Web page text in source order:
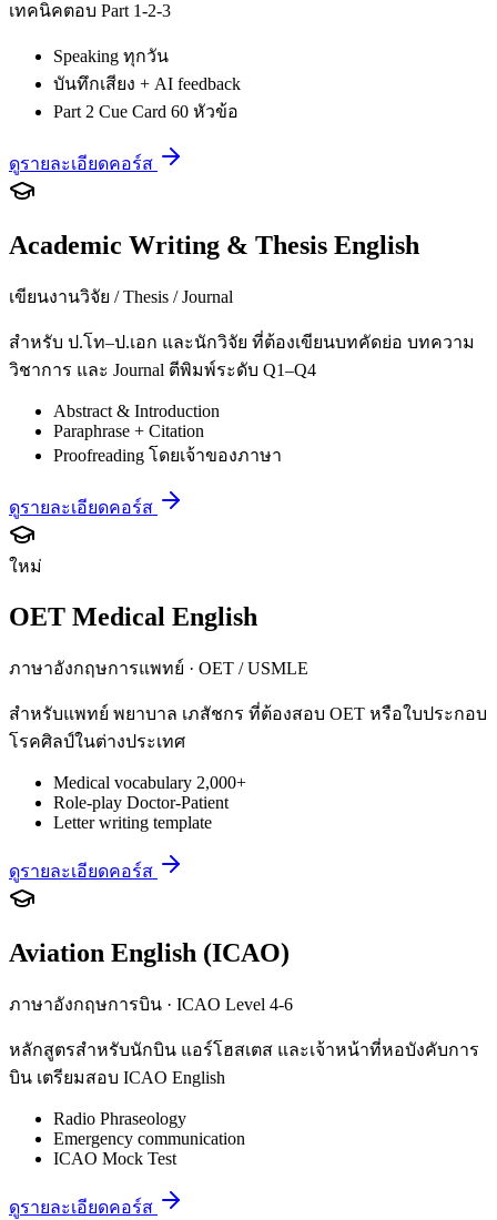
เทคนิคตอบ Part 1-2-3
Speaking ทุกวัน
บันทึกเสียง + AI feedback
Part 2 Cue Card 60 หัวข้อ
ดูรายละเอียดคอร์ส
Academic Writing & Thesis English
เขียนงานวิจัย / Thesis / Journal
สำหรับ ป.โท–ป.เอก และนักวิจัย ที่ต้องเขียนบทคัดย่อ บทความ
วิชาการ และ Journal ตีพิมพ์ระดับ Q1–Q4
Abstract & Introduction
Paraphrase + Citation
Proofreading โดยเจ้าของภาษา
ดูรายละเอียดคอร์ส
ใหม่
OET Medical English
ภาษาอังกฤษการแพทย์ · OET / USMLE
สำหรับแพทย์ พยาบาล เภสัชกร ที่ต้องสอบ OET หรือใบประกอบ
โรคศิลป์ในต่างประเทศ
Medical vocabulary 2,000+
Role-play Doctor-Patient
Letter writing template
ดูรายละเอียดคอร์ส
Aviation English (ICAO)
ภาษาอังกฤษการบิน · ICAO Level 4-6
หลักสูตรสำหรับนักบิน แอร์โฮสเตส และเจ้าหน้าที่หอบังคับการ
บิน เตรียมสอบ ICAO English
Radio Phraseology
Emergency communication
ICAO Mock Test
ดูรายละเอียดคอร์ส